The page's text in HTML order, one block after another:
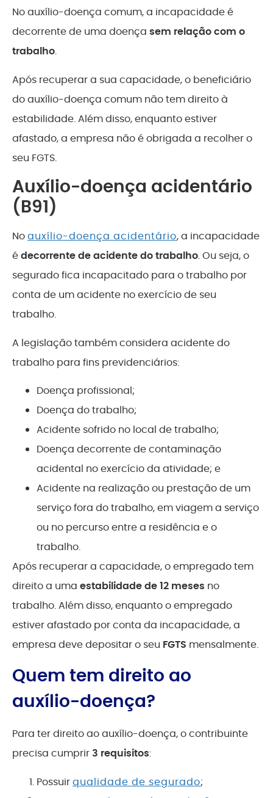
No auxílio-doença comum, a incapacidade é
decorrente de uma doença sem relação com o
trabalho.
Após recuperar a sua capacidade, o beneficiário
do auxílio-doença comum não tem direito à
estabilidade. Além disso, enquanto estiver
afastado, a empresa não é obrigada a recolher o
seu FGTS.
Auxílio-doença acidentário
(B91)
Noauxílio-doença acidentário, a incapacidade
édecorrente de acidente do trabalho. Ou seja, o
segurado fica incapacitado para o trabalho por
conta de um acidente no exercício de seu
trabalho.
A legislação também considera acidente do
trabalho para fins previdenciários:
Doença profissional;
Doença do trabalho;
Acidente sofrido no local de trabalho;
Doença decorrente de contaminação
acidental no exercício da atividade; e
Acidente na realização ou prestação de um
serviço fora do trabalho, em viagem a serviço
ou no percurso entre a residência e o
trabalho.
Após recuperar a capacidade, o empregado tem
direito a uma estabilidade de 12 meses no
trabalho. Além disso, enquanto o empregado
estiver afastado por conta da incapacidade, a
empresa deve depositar o seu FGTS mensalmente.
Quem tem direito ao
auxílio-doença?
Para ter direito ao auxílio-doença, o contribuinte
precisa cumprir3 requisitos:
Possuirqualidade de segurado;